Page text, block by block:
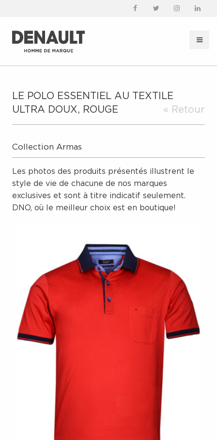
LE POLO ESSENTIEL AU TEXTILE
ULTRA DOUX, ROUGE
« Retour
Collection Armas
Les photos des produits présentés illustrent le
style de vie de chacune de nos marques
exclusives et sont à titre indicatif seulement.
DNO, où le meilleur choix est en boutique!